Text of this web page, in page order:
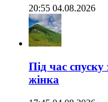
20:55 04.08.2026
Під час
жінка